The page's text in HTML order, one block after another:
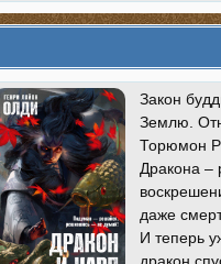
Закон
Землю.
Торюмон
Дракона –
даже
И теперь